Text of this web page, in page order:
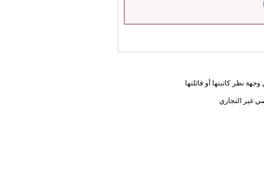
نظر كاتبتها أو قائلتها
غير التجاري